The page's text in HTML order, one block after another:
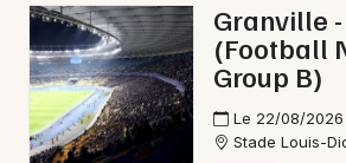
Mon email
Je m'abonne
Granville
(Football
Group B)
Le 22/08/2026
Stade Louis-